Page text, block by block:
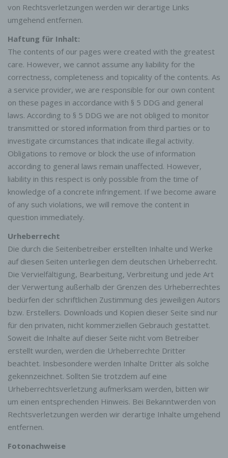
von Rechtsverletzungen werden wir derartige Links
umgehend entfernen.
Haftung für Inhalt:
The contents of our pages were created with the greatest
care. However, we cannot assume any liability for the
correctness, completeness and topicality of the contents. As
a service provider, we are responsible for our own content
on these pages in accordance with § 5 DDG and general
laws. According to § 5 DDG we are not obliged to monitor
transmitted or stored information from third parties or to
investigate circumstances that indicate illegal activity.
Obligations to remove or block the use of information
according to general laws remain unaffected. However,
liability in this respect is only possible from the time of
knowledge of a concrete infringement. If we become aware
of any such violations, we will remove the content in
question immediately.
Urheberrecht
Die durch die Seitenbetreiber erstellten Inhalte und Werke
auf diesen Seiten unterliegen dem deutschen Urheberrecht.
Die Vervielfältigung, Bearbeitung, Verbreitung und jede Art
der Verwertung außerhalb der Grenzen des Urheberrechtes
bedürfen der schriftlichen Zustimmung des jeweiligen Autors
bzw. Erstellers. Downloads und Kopien dieser Seite sind nur
für den privaten, nicht kommerziellen Gebrauch gestattet.
Soweit die Inhalte auf dieser Seite nicht vom Betreiber
erstellt wurden, werden die Urheberrechte Dritter
beachtet. Insbesondere werden Inhalte Dritter als solche
gekennzeichnet. Sollten Sie trotzdem auf eine
Urheberrechtsverletzung aufmerksam werden, bitten wir
um einen entsprechenden Hinweis. Bei Bekanntwerden von
Rechtsverletzungen werden wir derartige Inhalte umgehend
entfernen.
Fotonachweise